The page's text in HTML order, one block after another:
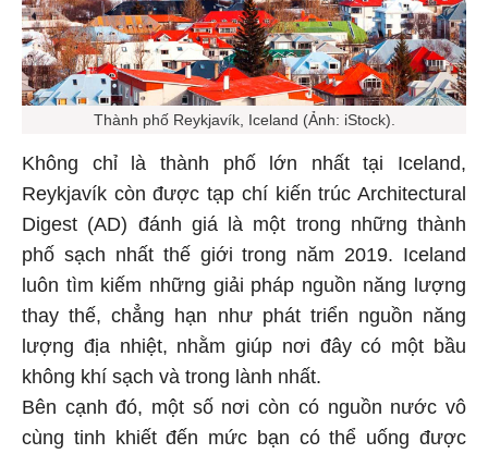
Thành phố Reykjavík, Iceland (Ảnh: iStock).
Không chỉ là thành phố lớn nhất tại Iceland,
Reykjavík còn được tạp chí kiến trúc Architectural
Digest (AD) đánh giá là một trong những thành
phố sạch nhất thế giới trong năm 2019. Iceland
luôn tìm kiếm những giải pháp nguồn năng lượng
thay thế, chẳng hạn như phát triển nguồn năng
lượng địa nhiệt, nhằm giúp nơi đây có một bầu
không khí sạch và trong lành nhất.
Bên cạnh đó, một số nơi còn có nguồn nước vô
cùng tinh khiết đến mức bạn có thể uống được